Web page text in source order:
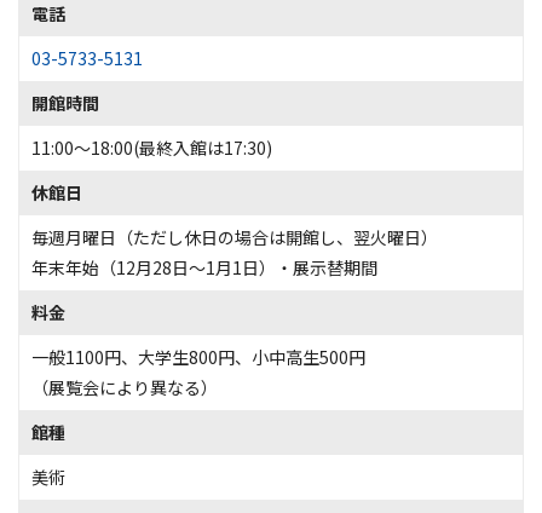
電話
03-5733-5131
開館時間
11:00～18:00(最終入館は17:30)
休館日
毎週月曜日（ただし休日の場合は開館し、翌火曜日）
年末年始（12月28日～1月1日）・展示替期間
料金
一般1100円、大学生800円、小中高生500円
（展覧会により異なる）
館種
美術